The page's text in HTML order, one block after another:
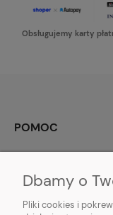
Obsługujemy karty
POMOC
PŁATNOŚCI I
Dbamy o
Pliki cookies i